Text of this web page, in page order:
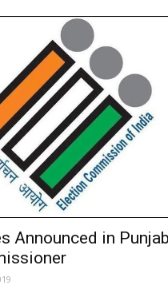
Announced in